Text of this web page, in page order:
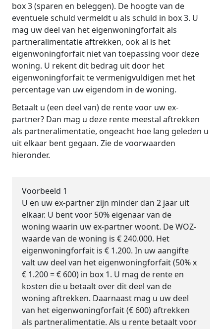
box 3 (sparen en beleggen). De hoogte van de
eventuele schuld vermeldt u als schuld in box 3. U
mag uw deel van het eigenwoningforfait als
partneralimentatie aftrekken, ook al is het
eigenwoningforfait niet van toepassing voor deze
woning. U rekent dit bedrag uit door het
eigenwoningforfait te vermenigvuldigen met het
percentage van uw eigendom in de woning.
Betaalt u (een deel van) de rente voor uw ex-
partner? Dan mag u deze rente meestal aftrekken
als partneralimentatie, ongeacht hoe lang geleden u
uit elkaar bent gegaan. Zie de voorwaarden
hieronder.
Voorbeeld 1
U en uw ex-partner zijn minder dan 2 jaar uit
elkaar. U bent voor 50% eigenaar van de
woning waarin uw ex-partner woont. De WOZ-
waarde van de woning is € 240.000. Het
eigenwoningforfait is € 1.200. In uw aangifte
valt uw deel van het eigenwoningforfait (50% x
€ 1.200 = € 600) in box 1. U mag de rente en
kosten die u betaalt over dit deel van de
woning aftrekken. Daarnaast mag u uw deel
van het eigenwoningforfait (€ 600) aftrekken
als partneralimentatie. Als u rente betaalt voor